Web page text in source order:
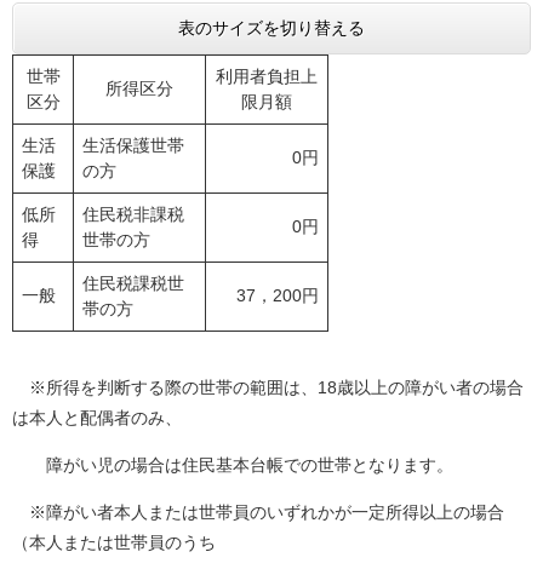
表のサイズを切り替える
世帯
区分
所得区分
利用者負担上
限月額
生活
保護
生活保護世帯
の方
0円
低所
得
住民税非課税
世帯の方
0円
一般
住民税課税世
帯の方
37，200円
※所得を判断する際の世帯の範囲は、18歳以上の障がい者の場合
は本人と配偶者のみ、
障がい児の場合は住民基本台帳での世帯となります。
※障がい者本人または世帯員のいずれかが一定所得以上の場合
（本人または世帯員のうち